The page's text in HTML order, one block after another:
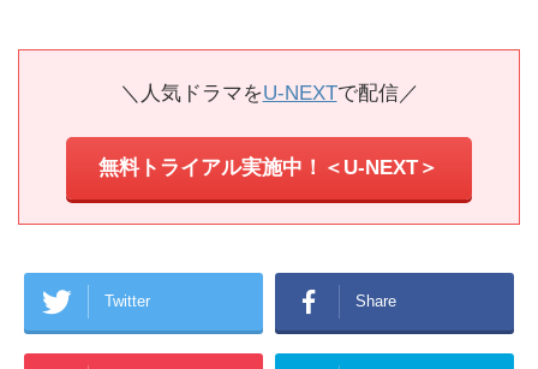
＼人気ドラマをU-NEXTで配信／
無料トライアル実施中！＜U-NEXT＞
Twitter Share